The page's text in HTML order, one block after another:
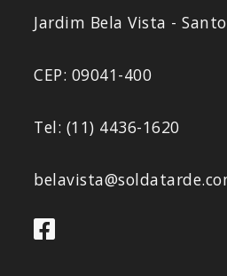
Jardim Bela Vista -
CEP: 09041-400
Tel: (11) 4436-1620